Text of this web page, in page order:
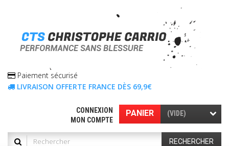
Paiement sécurisé
LIVRAISON OFFERTE FRANCE DÈS 69,9€
PANIER (VIDE)
CONNEXION
MON COMPTE
RECHERCHER